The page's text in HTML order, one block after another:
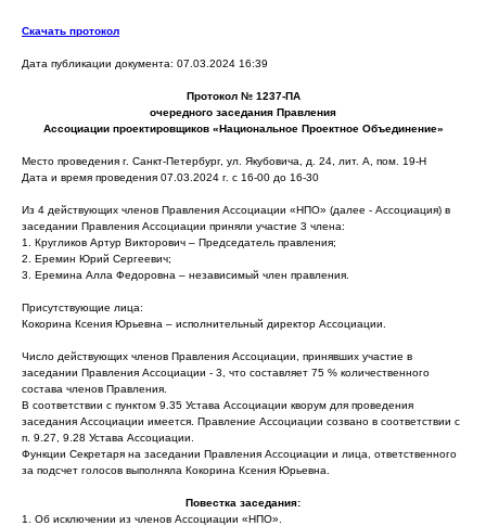
Скачать протокол
Дата публикации документа: 07.03.2024 16:39
Протокол № 1237-ПА
очередного заседания Правления
Ассоциации проектировщиков «Национальное Проектное Объединение»
Место проведения г. Санкт-Петербург, ул. Якубовича, д. 24, лит. А, пом. 19-Н
Дата и время проведения 07.03.2024 г. с 16-00 до 16-30
Из 4 действующих членов Правления Ассоциации «НПО» (далее - Ассоциация) в
заседании Правления Ассоциации приняли участие 3 члена:
1. Кругликов Артур Викторович – Председатель правления;
2. Еремин Юрий Сергеевич;
3. Еремина Алла Федоровна – независимый член правления.
Присутствующие лица:
Кокорина Ксения Юрьевна – исполнительный директор Ассоциации.
Число действующих членов Правления Ассоциации, принявших участие в
заседании Правления Ассоциации - 3, что составляет 75 % количественного
состава членов Правления.
В соответствии с пунктом 9.35 Устава Ассоциации кворум для проведения
заседания Ассоциации имеется. Правление Ассоциации созвано в соответствии с
п. 9.27, 9.28 Устава Ассоциации.
Функции Секретаря на заседании Правления Ассоциации и лица, ответственного
за подсчет голосов выполняла Кокорина Ксения Юрьевна.
Повестка заседания:
1. Об исключении из членов Ассоциации «НПО».